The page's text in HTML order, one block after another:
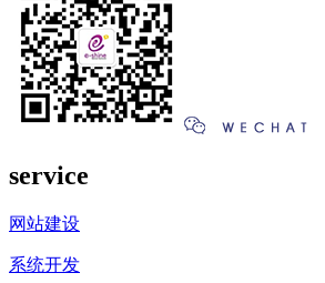
service
网站建设
系统开发